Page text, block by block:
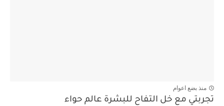
منذ بضع اعوام
تجربتي مع خل التفاح للبشرة عالم حواء